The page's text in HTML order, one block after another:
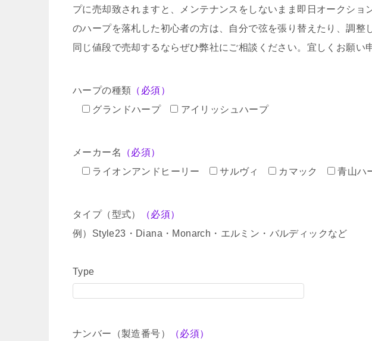
プに売却致されますと、メンテナンスをしないまま即日オークショ
のハープを落札した初心者の方は、自分で弦を張り替えたり、調整
同じ値段で売却するならぜひ弊社にご相談ください。宜しくお願い
ハープの種類 （必須）
グランドハープ
アイリッシュハープ
メーカー名
（必須）
ライオンアンドヒーリー
サルヴィ カマック 青山ハ
タイプ（型式）
（必須）
例）Style23・Diana・Monarch・エルミン・バルディックなど
Type
ナンバー（製造番号）
（必須）